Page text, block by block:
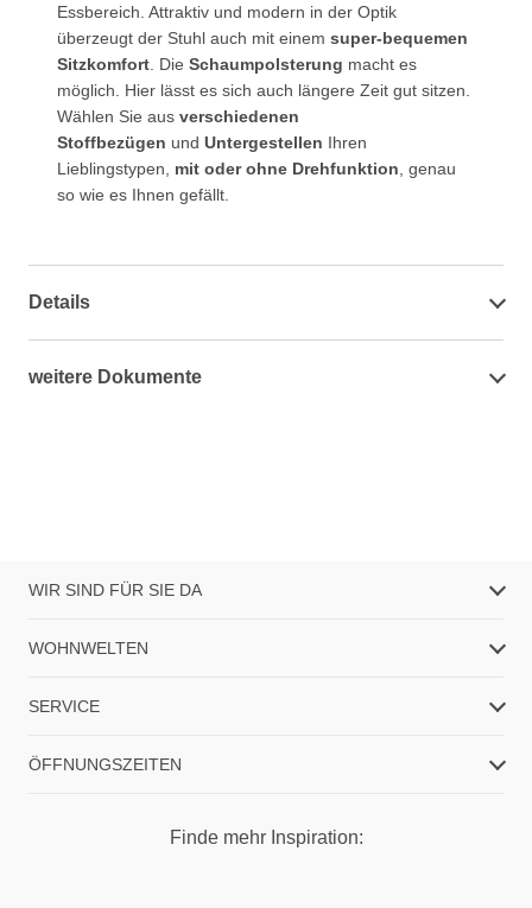
Essbereich. Attraktiv und modern in der Optik
überzeugt der Stuhl auch mit einem super-bequemen
Sitzkomfort . Die Schaumpolsterung macht es
möglich. Hier lässt es sich auch längere Zeit gut sitzen.
Wählen Sie aus verschiedenen
Stoffbezügen und Untergestellen Ihren
Lieblingstypen, mit oder ohne Drehfunktion , genau
so wie es Ihnen gefällt.
Details
weitere Dokumente
WIR SIND FÜR SIE DA
WOHNWELTEN
SERVICE
ÖFFNUNGSZEITEN
Finde mehr Inspiration: